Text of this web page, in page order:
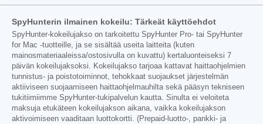
SpyHunterin ilmainen kokeilu: Tärkeät käyttöehdot
SpyHunter-kokeilujakso on tarkoitettu SpyHunter Pro- tai SpyHunter
for Mac -tuotteille, ja se sisältää useita laitteita (kuten
mainosmateriaaleissa/ostosivulla on kuvattu) kertaluonteiseksi 7
päivän kokeilujaksoksi. Kokeilujakso tarjoaa kattavat haittaohjelmien
tunnistus- ja poistotoiminnot, tehokkaat suojaukset järjestelmän
aktiiviseen suojaamiseen haittaohjelmauhilta sekä pääsyn tekniseen
tukitiimiimme SpyHunter-tukipalvelun kautta. Sinulta ei veloiteta
maksuja etukäteen kokeilujakson aikana, vaikka kokeilujakson
aktivoimiseen vaaditaan luottokortti. (Prepaid-luotto-, pankki- ja